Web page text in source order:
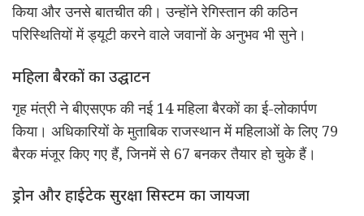
किया और उनसे बातचीत की। उन्होंने रेगिस्तान की कठिन
परिस्थितियों में ड्यूटी करने वाले जवानों के अनुभव भी सुने।
महिला बैरकों का उद्घाटन
गृह मंत्री ने बीएसएफ की नई 14 महिला बैरकों का ई-लोकार्पण
किया। अधिकारियों के मुताबिक राजस्थान में महिलाओं के लिए 79
बैरक मंजूर किए गए हैं, जिनमें से 67 बनकर तैयार हो चुके हैं।
ड्रोन और हाईटेक सुरक्षा सिस्टम का जायजा